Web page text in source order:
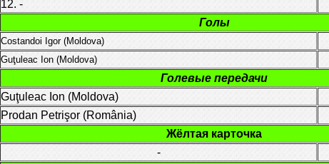
12. -
Голы
Costandoi Igor (Moldova)
Guţuleac Ion (Moldova)
Голевые передачи
Guţuleac Ion (Moldova)
Prodan Petrişor (România)
Жёлтая карточка
-